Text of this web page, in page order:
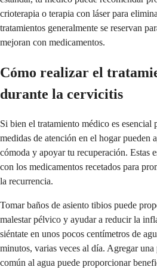
crioterapia o terapia con láser para
tratamientos generalmente se reservan
mejoran con medicamentos.
Cómo realizar el
durante la cervicitis
Si bien el tratamiento médico es esencial
medidas de atención en el hogar pueden
cómoda y apoyar tu recuperación. Estas
con los medicamentos recetados para
la recurrencia.
Tomar baños de asiento tibios puede
malestar pélvico y ayudar a reducir la
siéntate en unos pocos centímetros de
minutos, varias veces al día. Agregar una
común al agua puede proporcionar